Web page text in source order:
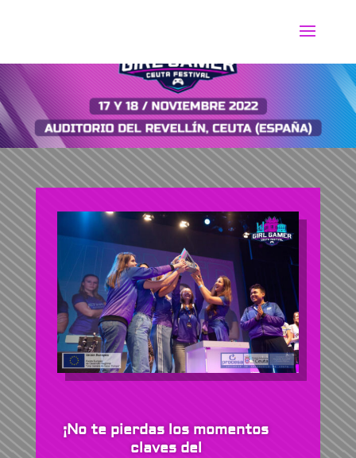
¡No te pierdas los momentos
claves del